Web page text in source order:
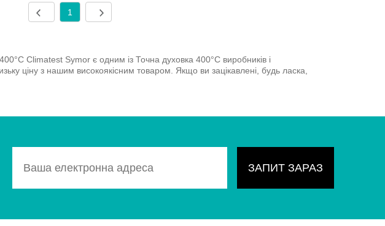
1
Climatest Symor є одним із Точна духовка 400°C виробників і
ціну з нашим високоякісним товаром. Якщо ви зацікавлені, будь ласка,